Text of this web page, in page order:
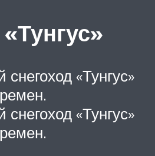
«Тунгус»
«Тунгус»